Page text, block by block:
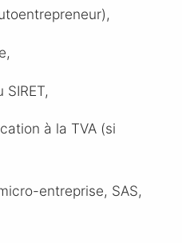
SIRET,
à la TVA (si
entreprise, SAS,